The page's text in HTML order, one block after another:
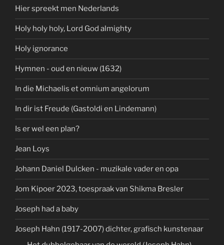
Hier spreekt men Nederlands
Holy holy holy, Lord God almighty
Holy ignorance
Hymnen - oud en nieuw (1632)
In die Michaelis et omnium angelorum
In dir ist Freude (Gastoldi en Lindemann)
Is er wel een plan?
Jean Loys
Johann Daniel Dulcken - muzikale vader en opa
Jom Kipoer 2023, toespraak van Shikma Bresler
Joseph had a baby
Joseph Hahn (1917-2007) dichter, grafisch kunstenaar